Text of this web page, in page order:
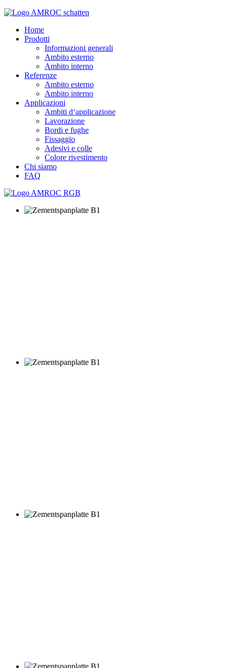
Home
Prodotti
Informazioni generali
Ambito esterno
Ambito interno
Referenze
Ambito esterno
Ambito interno
Applicazioni
Ambiti d‘applicazione
Lavorazione
Bordi e fughe
Fissaggio
Adesivi e colle
Colore rivestimento
Chi siamo
FAQ